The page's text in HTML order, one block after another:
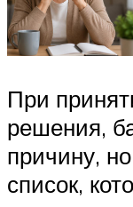
При
решения,
причину,
список,